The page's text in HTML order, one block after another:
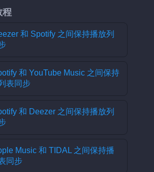
程
和 Spotify 之间保持播放列
和 YouTube Music 之间保持
表同步
和 Deezer 之间保持播放列
Music 和 TIDAL 之间保持播
同步